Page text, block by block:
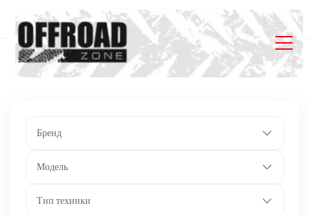
Главная Listings 14-дюймовые литые алюминиевые
Бренд
Модель
Тип техники